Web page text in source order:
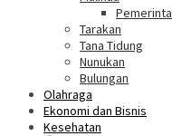
Tarakan
Tana Tidung
Nunukan
Bulungan
Olahraga
Ekonomi dan Bisnis
Kesehatan